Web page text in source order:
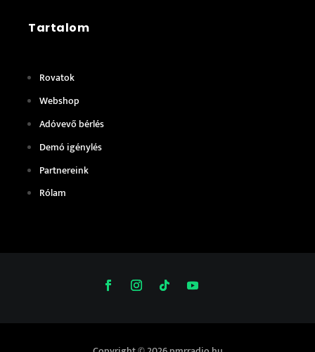
Tartalom
Rovatok
Webshop
Adóvevő bérlés
Demó igénylés
Partnereink
Rólam